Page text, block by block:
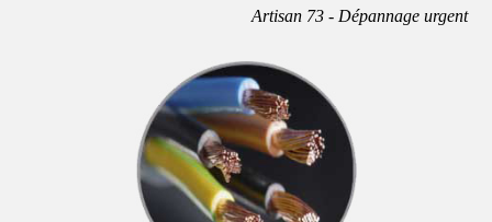
Artisan 73 - Dépannage urgent